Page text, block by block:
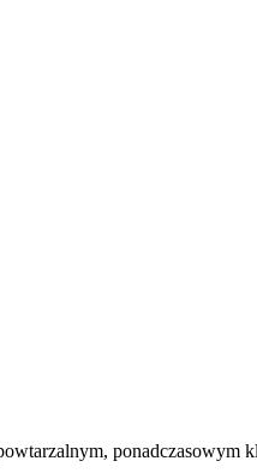
ponadczasowym